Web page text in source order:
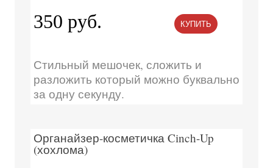
350 руб. КУПИТЬ
Стильный мешочек, сложить и
разложить который можно буквально
за одну секунду.
Органайзер-косметичка Cinch-Up
(хохлома)